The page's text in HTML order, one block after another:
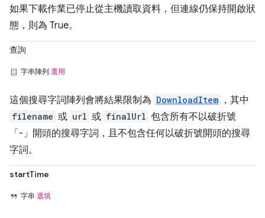
如果下載作業已停止從主機讀取資料，但連線仍保持開啟狀
態，則為 True。
查詢
字串陣列 選用
這個搜尋字詞陣列會將結果限制為 DownloadItem ，其中
filename 或 url 或 finalUrl 包含所有不以破折號
「-」開頭的搜尋字詞，且不包含任何以破折號開頭的搜尋
字詞。
startTime
字串 選填